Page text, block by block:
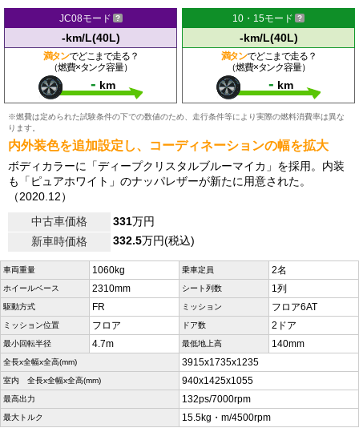
JC08モード
-km/L(40L)
満タンでどこまで走る？
（燃費×タンク容量）
- km
10・15モード
-km/L(40L)
満タンでどこまで走る？
（燃費×タンク容量）
- km
※燃費は定められた試験条件の下での数値のため、走行条件等により実際の燃料消費率は異な
ります。
内外装色を追加設定し、コーディネーションの幅を拡大
ボディカラーに「ディープクリスタルブルーマイカ」を採用。内装
も「ピュアホワイト」のナッパレザーが新たに用意された。
（2020.12）
中古車価格
331万円
新車時価格
332.5万円(税込)
車両重量 1060kg 乗車定員 2名
ホイールベース 2310mm シート列数 1列
駆動方式 FR ミッション フロア6AT
ミッション位置 フロア ドア数 2ドア
最小回転半径 4.7m 最低地上高 140mm
全長x全幅x全高(mm) 3915x1735x1235
室内 全長x全幅x全高(mm) 940x1425x1055
最高出力 132ps/7000rpm
最大トルク 15.5kg・m/4500rpm